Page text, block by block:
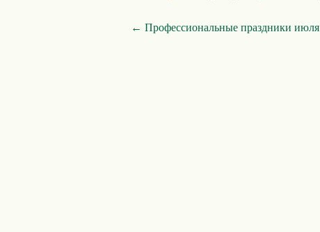
← Профессиональные праздники июля